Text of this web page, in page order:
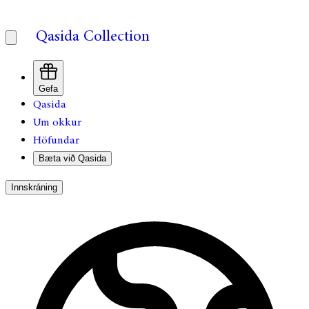
Qasida Collection
Gefa
Qasida
Um okkur
Höfundar
Bæta við Qasida
Innskráning